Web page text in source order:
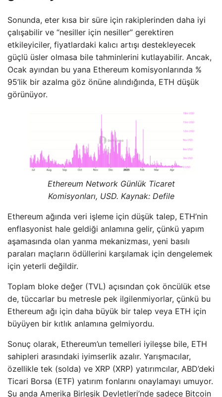
Sonunda, eter kısa bir süre için rakiplerinden daha iyi
çalışabilir ve “nesiller için nesiller” gerektiren
etkileyiciler, fiyatlardaki kalıcı artışı destekleyecek
güçlü üsler olmasa bile tahminlerini kutlayabilir. Ancak,
Ocak ayından bu yana Ethereum komisyonlarında %
95’lik bir azalma göz önüne alındığında, ETH düşük
görünüyor.
Ethereum Network Günlük Ticaret
Komisyonları, USD. Kaynak: Defile
Ethereum ağında veri işleme için düşük talep, ETH’nin
enflasyonist hale geldiği anlamına gelir, çünkü yapım
aşamasında olan yanma mekanizması, yeni basılı
paraları maçların ödüllerini karşılamak için dengelemek
için yeterli değildir.
Toplam bloke değer (TVL) açısından çok öncülük etse
de, tüccarlar bu metresle pek ilgilenmiyorlar, çünkü bu
Ethereum ağı için daha büyük bir talep veya ETH için
büyüyen bir kıtlık anlamına gelmiyordu.
Sonuç olarak, Ethereum’un temelleri iyileşse bile, ETH
sahipleri arasındaki iyimserlik azalır. Yarışmacılar,
özellikle tek (solda) ve XRP (XRP) yatırımcılar, ABD’deki
Ticari Borsa (ETF) yatırım fonlarını onaylamayı umuyor.
Şu anda Amerika Birleşik Devletleri’nde sadece Bitcoin